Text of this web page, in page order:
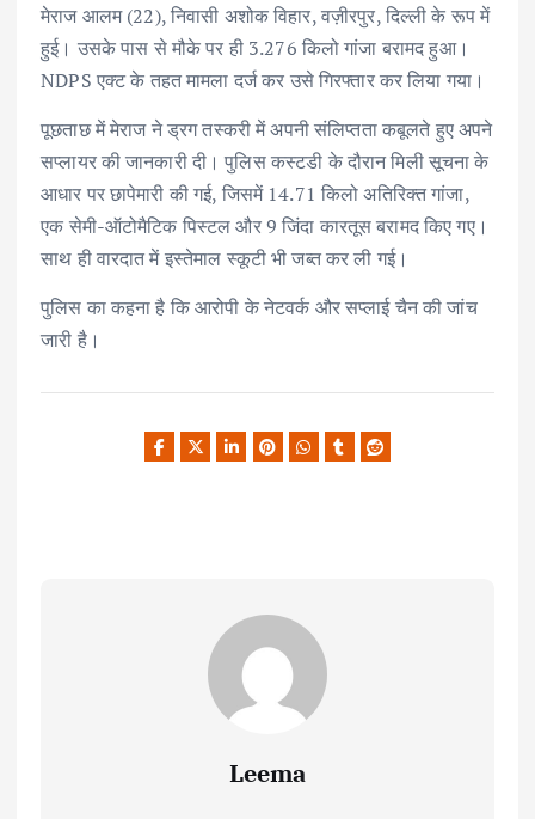
मेराज आलम (22), निवासी अशोक विहार, वज़ीरपुर, दिल्ली के रूप में
हुई। उसके पास से मौके पर ही 3.276 किलो गांजा बरामद हुआ।
NDPS एक्ट के तहत मामला दर्ज कर उसे गिरफ्तार कर लिया गया।
पूछताछ में मेराज ने ड्रग तस्करी में अपनी संलिप्तता कबूलते हुए अपने
सप्लायर की जानकारी दी। पुलिस कस्टडी के दौरान मिली सूचना के
आधार पर छापेमारी की गई, जिसमें 14.71 किलो अतिरिक्त गांजा,
एक सेमी-ऑटोमैटिक पिस्टल और 9 जिंदा कारतूस बरामद किए गए।
साथ ही वारदात में इस्तेमाल स्कूटी भी जब्त कर ली गई।
पुलिस का कहना है कि आरोपी के नेटवर्क और सप्लाई चैन की जांच
जारी है।
Leema